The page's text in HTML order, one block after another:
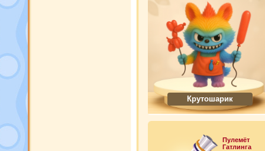
Крутошарик
Пулемёт
Гатлинга